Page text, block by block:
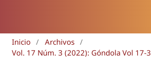
Inicio / Archivos /
Vol. 17 Núm. 3 (2022): Góndola Vol 17-3